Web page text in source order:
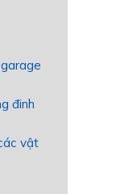
đinh
vật